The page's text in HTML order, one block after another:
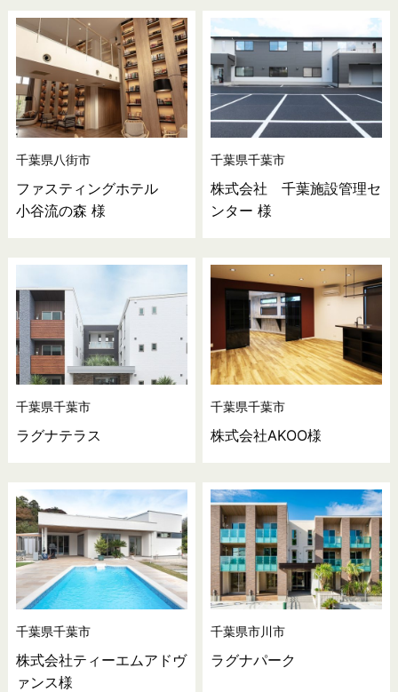
千葉県八街市
ファスティングホテル
小谷流の森 様
千葉県千葉市
株式会社 千葉施設管理セ
ンター 様
千葉県千葉市
ラグナテラス
千葉県千葉市
株式会社AKOO様
千葉県千葉市
株式会社ティーエムアドヴ
ァンス様
千葉県市川市
ラグナパーク